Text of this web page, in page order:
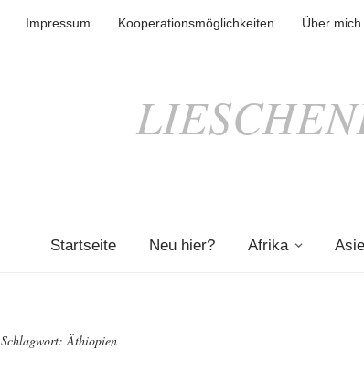
Impressum Kooperationsmöglichkeiten Über mich
Startseite Neu hier? Afrika
Schlagwort:Äthiopien